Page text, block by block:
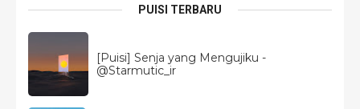
PUISI TERBARU
[Puisi] Senja yang Mengujiku -
@Starmutic_ir